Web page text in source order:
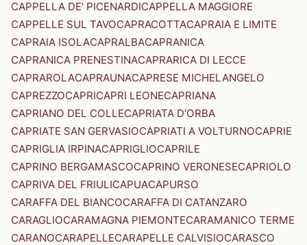
CAPPELLA DE' PICENARDICAPPELLA MAGGIORE
CAPPELLE SUL TAVOCAPRACOTTACAPRAIA E LIMITE
CAPRAIA ISOLACAPRALBACAPRANICA
CAPRANICA PRENESTINACAPRARICA DI LECCE
CAPRAROLACAPRAUNACAPRESE MICHELANGELO
CAPREZZOCAPRICAPRI LEONECAPRIANA
CAPRIANO DEL COLLECAPRIATA D'ORBA
CAPRIATE SAN GERVASIOCAPRIATI A VOLTURNOCAPRIE
CAPRIGLIA IRPINACAPRIGLIOCAPRILE
CAPRINO BERGAMASCOCAPRINO VERONESECAPRIOLO
CAPRIVA DEL FRIULICAPUACAPURSO
CARAFFA DEL BIANCOCARAFFA DI CATANZARO
CARAGLIOCARAMAGNA PIEMONTECARAMANICO TERME
CARANOCARAPELLECARAPELLE CALVISIOCARASCO